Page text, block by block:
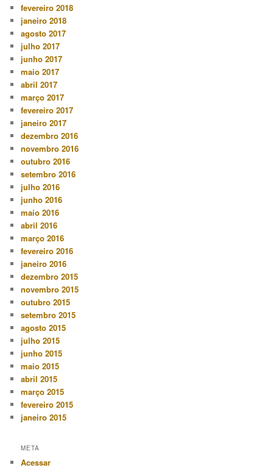
fevereiro 2018
janeiro 2018
agosto 2017
julho 2017
junho 2017
maio 2017
abril 2017
março 2017
fevereiro 2017
janeiro 2017
dezembro 2016
novembro 2016
outubro 2016
setembro 2016
julho 2016
junho 2016
maio 2016
abril 2016
março 2016
fevereiro 2016
janeiro 2016
dezembro 2015
novembro 2015
outubro 2015
setembro 2015
agosto 2015
julho 2015
junho 2015
maio 2015
abril 2015
março 2015
fevereiro 2015
janeiro 2015
META
Acessar